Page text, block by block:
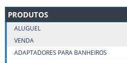
PRODUTOS
ALUGUEL
VENDA
ADAPTADORES PARA BANHEIROS